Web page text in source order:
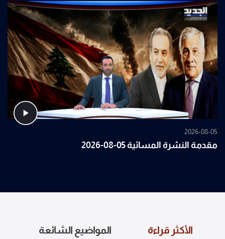
2026-08-05
مقدمة النشرة المسائية 05-08-2026
الأكثر قراءة المواضيع الشائعة